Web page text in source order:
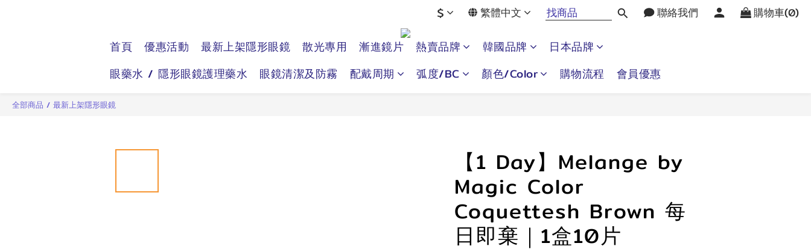
$ 繁體中文 聯絡我們 購物車(0)
首頁 優惠活動 最新上架隱形眼鏡 散光專用 漸進鏡片 熱賣品牌 韓國品牌
日本品牌
眼藥水 / 隱形眼鏡護理藥水
眼鏡清潔及防霧 配戴周期 弧度/BC 顏色/Color 購物流程 會員優惠
全部商品 / 最新上架隱形眼鏡
【1 Day】Melange by
Magic Color
Coquettesh Brown 每
日即棄｜1盒10片